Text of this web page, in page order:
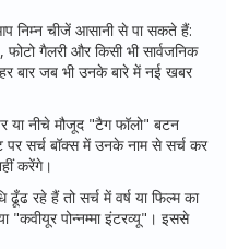
निम्न चीजें आसानी से पा सकते हैं:
गैलरी और किसी भी सार्वजनिक
बार जब भी उनके बारे में नई खबर
नीचे मौजूद "टैग फॉलो" बटन
पर सर्च बॉक्स में उनके नाम से सर्च कर
करेंगे।
रहे हैं तो सर्च में वर्ष या फिल्म का
पोन्नम्मा इंटरव्यू"। इससे